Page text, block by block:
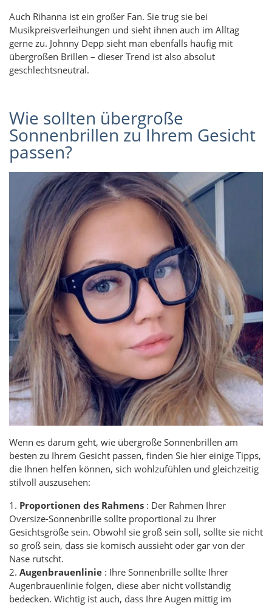
Auch Rihanna ist ein großer Fan. Sie trug sie bei
Musikpreisverleihungen und sieht ihnen auch im Alltag
gerne zu. Johnny Depp sieht man ebenfalls häufig mit
übergroßen Brillen – dieser Trend ist also absolut
geschlechtsneutral.
Wie sollten übergroße
Sonnenbrillen zu Ihrem Gesicht
passen?
Wenn es darum geht, wie übergroße Sonnenbrillen am
besten zu Ihrem Gesicht passen, finden Sie hier einige Tipps,
die Ihnen helfen können, sich wohlzufühlen und gleichzeitig
stilvoll auszusehen:
1. Proportionen des Rahmens : Der Rahmen Ihrer
Oversize-Sonnenbrille sollte proportional zu Ihrer
Gesichtsgröße sein. Obwohl sie groß sein soll, sollte sie nicht
so groß sein, dass sie komisch aussieht oder gar von der
Nase rutscht.
2. Augenbrauenlinie : Ihre Sonnenbrille sollte Ihrer
Augenbrauenlinie folgen, diese aber nicht vollständig
bedecken. Wichtig ist auch, dass Ihre Augen mittig im